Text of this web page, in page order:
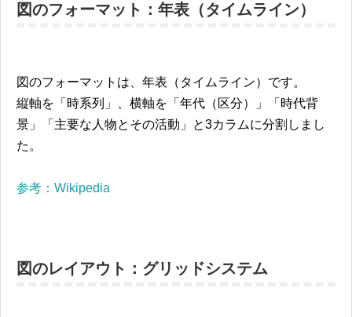
図のフォーマット：年表（タイムライン）
図のフォーマットは、年表（タイムライン）です。
縦軸を「時系列」、横軸を「年代（区分）」「時代背
景」「主要な人物とその活動」と3カラムに分割しまし
た。
参考：Wikipedia
図のレイアウト：グリッドシステム